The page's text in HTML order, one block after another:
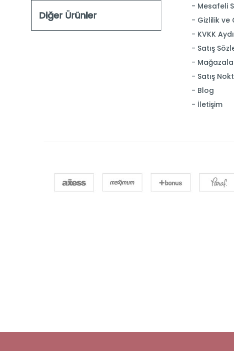
Diğer Ürünler
Mesafeli
Gizlilik ve
KVKK
Satış
Satış
Blog
İletişim